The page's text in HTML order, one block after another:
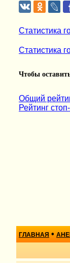
Статистика
Статистика
Чтобы
Общий
Рейтинг
ГЛАВНАЯ •